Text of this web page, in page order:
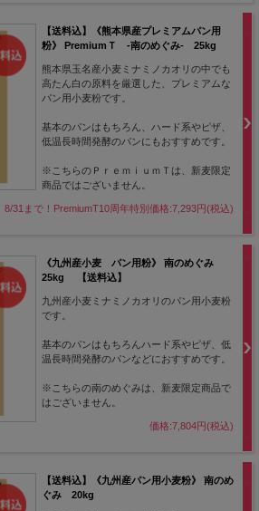
【送料込】《熊本県産プレミアムパン用
粉》 PremiumＴ -南のめぐみ- 25kg
熊本県玉名産小麦ミナミノカオリの中でも
高たん白の原料を厳選した、プレミアムな
パン用小麦粉です。
基本のパンはもちろん、ハード系やピザ、
低温長時間発酵のパンにもおすすめです。
※こちらのＰｒｅｍｉｕｍＴは、新麦限定
商品ではございません。
8/31まで！PremiumT10周年特別価格:7,293円(税込)
《九州産小麦 パン用粉》 南のめぐみ
25kg 【送料込】
九州産小麦ミナミノカオリのパン用小麦粉
です。
基本のパンはもちろんハード系やピザ、低
温長時間発酵のパンなどにおすすめです。
※こちらの南のめぐみは、新麦限定商品で
はございません。
価格:7,804円(税込)
【送料込】《九州産パン用小麦粉》 南のめ
ぐみ 20kg